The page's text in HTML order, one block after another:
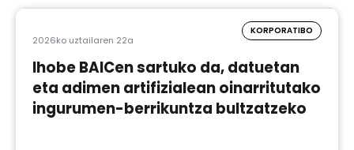
2026ko uztailaren 22a
KORPORATIBO
Ihobe BAICen sartuko da, datuetan
eta adimen artifizialean oinarritutako
ingurumen-berrikuntza bultzatzeko